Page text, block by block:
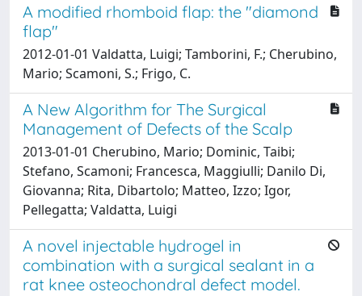
A modified rhomboid flap: the "diamond
flap"
2012-01-01 Valdatta, Luigi; Tamborini, F.; Cherubino,
Mario; Scamoni, S.; Frigo, C.
A New Algorithm for The Surgical
Management of Defects of the Scalp
2013-01-01 Cherubino, Mario; Dominic, Taibi;
Stefano, Scamoni; Francesca, Maggiulli; Danilo Di,
Giovanna; Rita, Dibartolo; Matteo, Izzo; Igor,
Pellegatta; Valdatta, Luigi
A novel injectable hydrogel in
combination with a surgical sealant in a
rat knee osteochondral defect model.